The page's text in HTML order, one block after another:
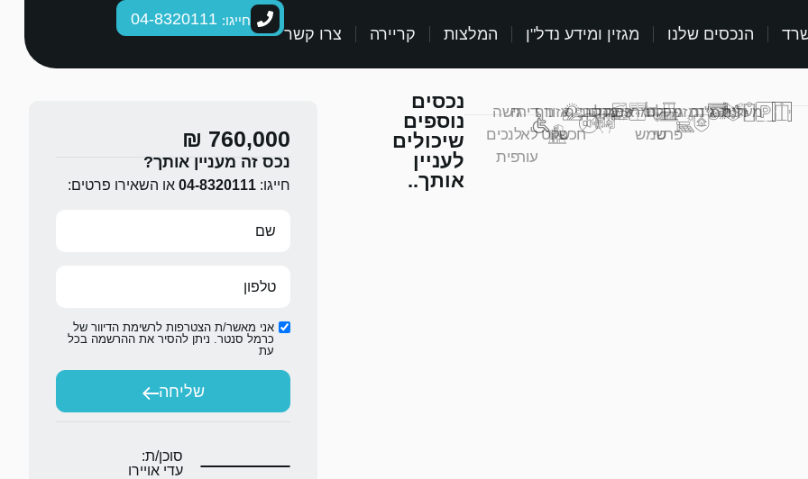
הנכסים שלנו מגזין ומידע נדל"ן המלצות קריירה צרו קשר
חייגו:
מעלית
חניהממ"ד
גינהמזגןמקלט
פרטי
דוד
שמש
מרפסת
אזעקה
מחסן
לוביבית
חכם
אזור
שקט
נוףדירה
לא
עורפית
גישה
לנכים
נכסים
נוספים
שיכולים
לעניין
אותך..
760,000 ₪
נכס זה מעניין אותך?
חייגו: 04-8320111 או השאירו פרטים:
אני מאשר/ת הצטרפות לרשימת הדיוור של
כרמל סנטר. ניתן להסיר את ההרשמה בכל
עת
שליחה
סוכן/ת:
עדי אויירו